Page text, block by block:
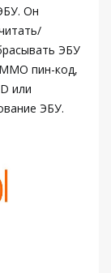
Он
ЭБУ
пин-код,
или
ЭБУ.